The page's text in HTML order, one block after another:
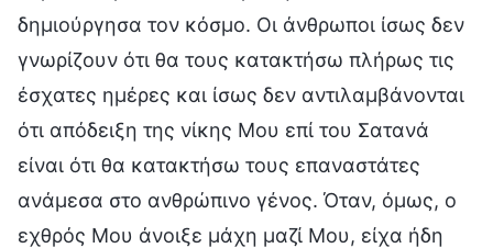
δημιούργησα τον κόσμο. Οι άνθρωποι ίσως δεν
γνωρίζουν ότι θα τους κατακτήσω πλήρως τις
έσχατες ημέρες και ίσως δεν αντιλαμβάνονται
ότι απόδειξη της νίκης Μου επί του Σατανά
είναι ότι θα κατακτήσω τους επαναστάτες
ανάμεσα στο ανθρώπινο γένος. Όταν, όμως, ο
εχθρός Μου άνοιξε μάχη μαζί Μου, είχα ήδη